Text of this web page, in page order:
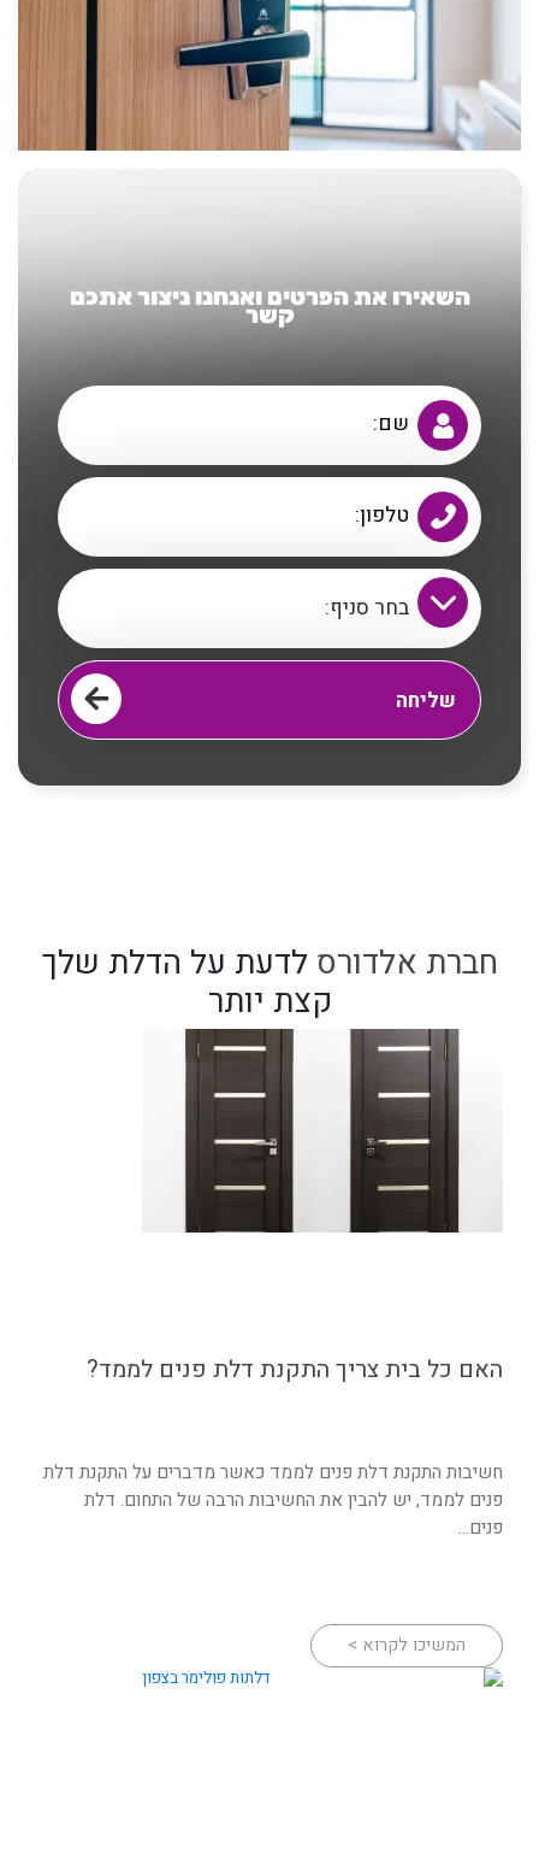
השאירו את הפרטים ואנחנו ניצור אתכם
קשר
חברת אלדורס לדעת על הדלת שלך
קצת יותר
האם כל בית צריך התקנת דלת פנים לממד?
חשיבות התקנת דלת פנים לממד כאשר מדברים על התקנת דלת
פנים לממד, יש להבין את החשיבות הרבה של התחום. דלת
פנים...
המשיכו לקרוא >